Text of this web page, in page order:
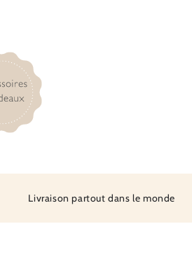
Livraison partout dans le monde